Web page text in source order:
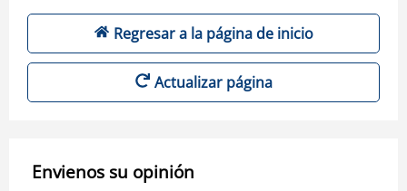
Regresar a la página de inicio
Actualizar página
Envienos su opinión